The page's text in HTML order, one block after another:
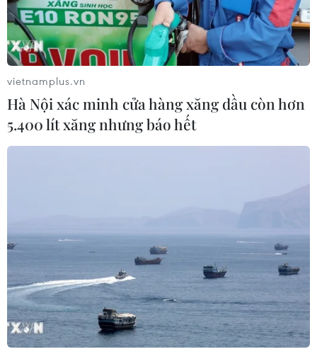
vietnamplus.vn
Hà Nội xác minh cửa hàng xăng dầu còn hơn
5.400 lít xăng nhưng báo hết